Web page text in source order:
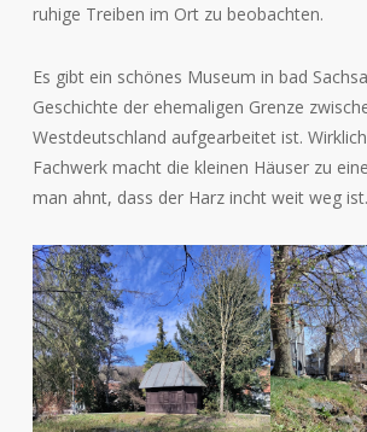
ruhige Treiben im Ort zu beobachten.
Es gibt ein schönes Museum in bad
Geschichte der ehemaligen Grenze
Westdeutschland aufgearbeitet ist.
Fachwerk macht die kleinen Häuser zu
man ahnt, dass der Harz incht weit weg ist.